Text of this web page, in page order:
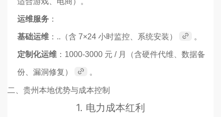
运维服务 ：
基础运维 ：..（含 7×24 小时监控、系统安装） 。
定制化运维 ：1000-3000 元 / 月（含硬件代维、数据备
份、漏洞修复） 。
二、贵州本地优势与成本控制
1. 电力成本红利